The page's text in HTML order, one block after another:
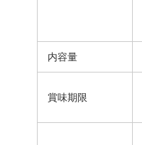
内容量
賞味期限